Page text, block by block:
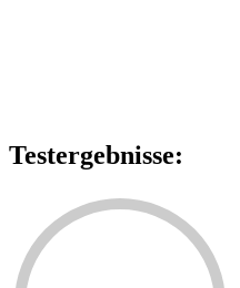
Testergebnisse: